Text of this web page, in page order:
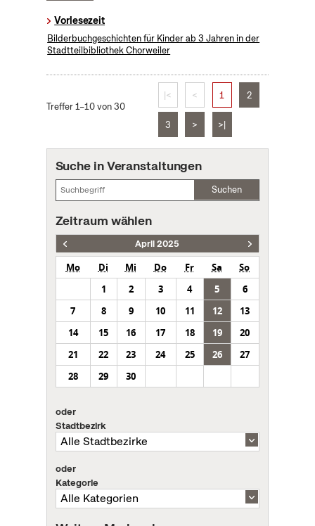
Vorlesezeit
Bilderbuchgeschichten für Kinder ab 3 Jahren in der
Stadtteilbibliothek Chorweiler
Treffer 1–10 von 30
|< < 1 2
3 > >|
Suche in Veranstaltungen
Suchen
Zeitraum wählen
April 2025
Mo Di Mi Do Fr Sa
So
1
2 3 4 5
6
7
8 9 10 11 12
13
14
15 16 17 18 19
20
21
22 23 24 25 26
27
28
29 30
oder
Stadtbezirk
oder
Kategorie